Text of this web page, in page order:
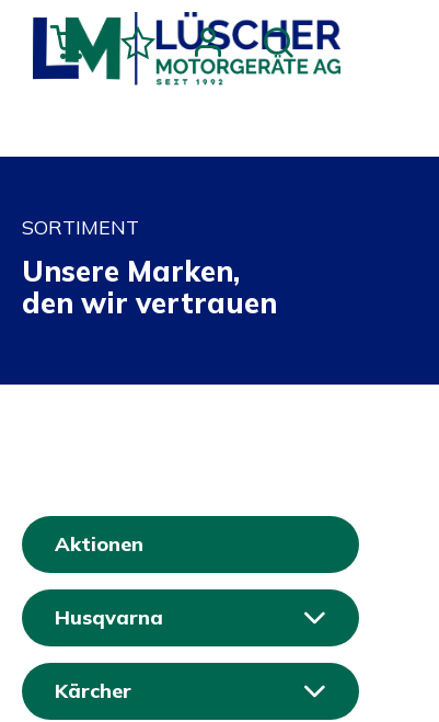
SORTIMENT
Unsere Marken,
den wir vertrauen
Aktionen
Husqvarna
Kärcher